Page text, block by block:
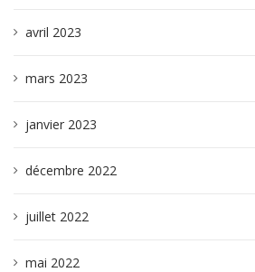
avril 2023
mars 2023
janvier 2023
décembre 2022
juillet 2022
mai 2022